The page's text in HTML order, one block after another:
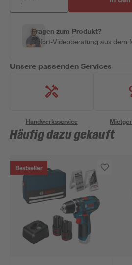
Fragen zum Produkt?
Sofort-Videoberatung aus dem
Unsere passenden Services
Handwerksservice
Häufig dazu gekauft
Bestseller